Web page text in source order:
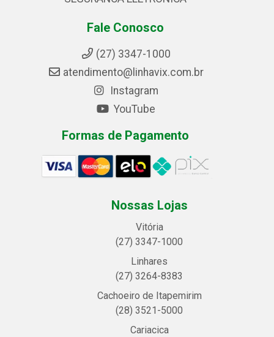
Fale Conosco
(27) 3347-1000
atendimento@linhavix.com.br
Instagram
YouTube
Formas de Pagamento
Nossas Lojas
Vitória
(27) 3347-1000
Linhares
(27) 3264-8383
Cachoeiro de Itapemirim
(28) 3521-5000
Cariacica